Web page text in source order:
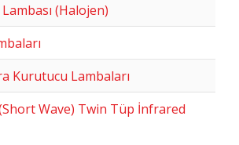
(Halojen)
Kurutucu Lambaları
Wave) Twin Tüp İnfrared